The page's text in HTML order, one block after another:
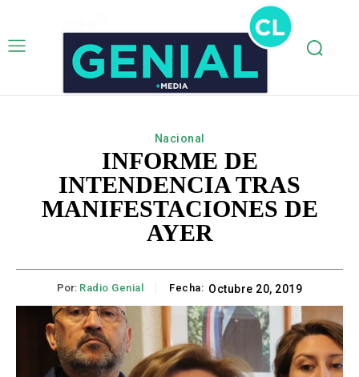
Nacional
INFORME DE
INTENDENCIA TRAS
MANIFESTACIONES DE
AYER
Por: Radio Genial Fecha: Octubre 20, 2019